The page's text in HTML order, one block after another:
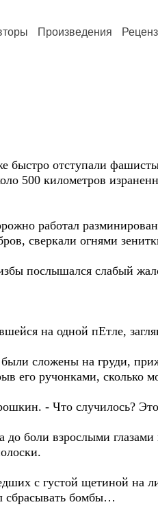
Произведения
быстро отступали
500 километров
работал
сверкали огнями
послышался слабый
на одной пЕтле,
сложены на груди,
его ручонками, сколько
- Что случилось?
до боли взрослыми
с густой щетиной на
сбрасывать бомбы…